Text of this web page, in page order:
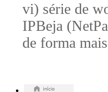
vi) série de
IPBeja
de forma